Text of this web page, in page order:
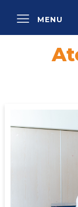
MENU